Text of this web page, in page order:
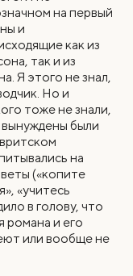
на первый
и
как из
так и из
Я этого не знал,
Но и
тоже не знали,
были
на
(«копите
«учитесь
в голову, что
романа и его
или вообще не